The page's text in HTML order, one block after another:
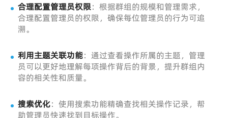
合理配置管理员权限：根据群组的规模和管理需求，
合理配置管理员的权限，确保每位管理员的行为可追
溯。
利用主题关联功能：通过查看操作所属的主题，管理
员可以更好地理解每项操作背后的背景，提升群组内
容的相关性和质量。
搜索优化：使用搜索功能精确查找相关操作记录，帮
助管理员快速找到目标操作。